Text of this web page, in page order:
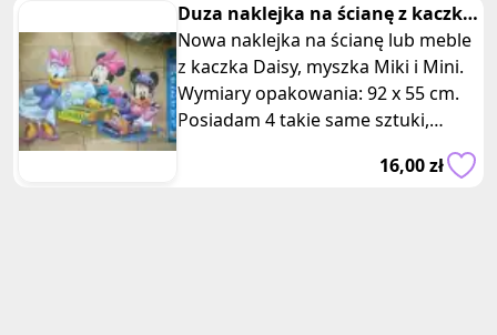
Duza naklejka na ścianę z kaczka
Daisy myszka Miki Minnie
Nowa naklejka na ścianę lub meble
z kaczka Daisy, myszka Miki i Mini.
Wymiary opakowania: 92 x 55 cm.
Posiadam 4 takie same sztuki,
16,00 zł